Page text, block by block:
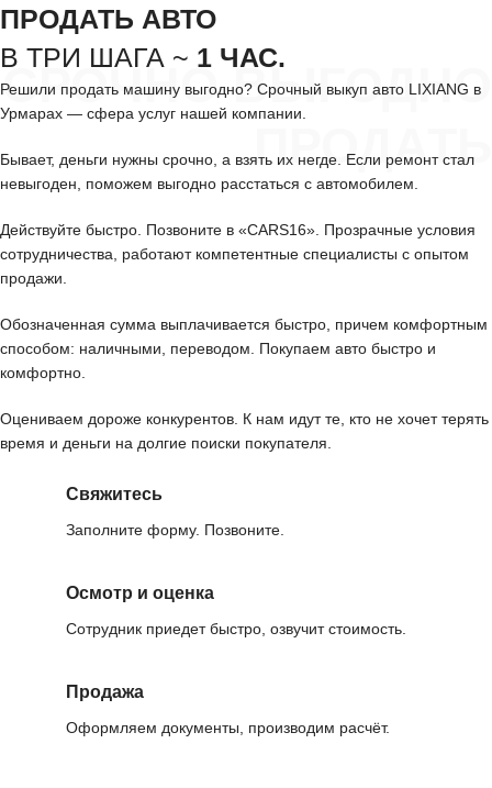
СРОЧНО ВЫГОДНО
ПРОДАТЬ
ПРОДАТЬ АВТО
В ТРИ ШАГА ~ 1 ЧАС.
Решили продать машину выгодно? Срочный выкуп авто LIXIANG в
Урмарах — сфера услуг нашей компании.
Бывает, деньги нужны срочно, а взять их негде. Если ремонт стал
невыгоден, поможем выгодно расстаться с автомобилем.
Действуйте быстро. Позвоните в «CARS16». Прозрачные условия
сотрудничества, работают компетентные специалисты с опытом
продажи.
Обозначенная сумма выплачивается быстро, причем комфортным
способом: наличными, переводом. Покупаем авто быстро и
комфортно.
Оцениваем дороже конкурентов. К нам идут те, кто не хочет терять
время и деньги на долгие поиски покупателя.
Свяжитесь
Заполните форму. Позвоните.
Осмотр и оценка
Сотрудник приедет быстро, озвучит стоимость.
Продажа
Оформляем документы, производим расчёт.